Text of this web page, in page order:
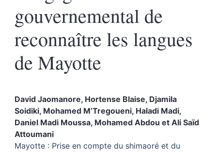
gouvernemental de
reconnaître les langues
de Mayotte
David Jaomanore, Hortense Blaise, Djamila
Soidiki, Mohamed M’Tregoueni, Haladi Madi,
Daniel Madi Moussa, Mohamed Abdou et Ali Saïd
Attoumani
Mayotte : Prise en compte du shimaoré et du